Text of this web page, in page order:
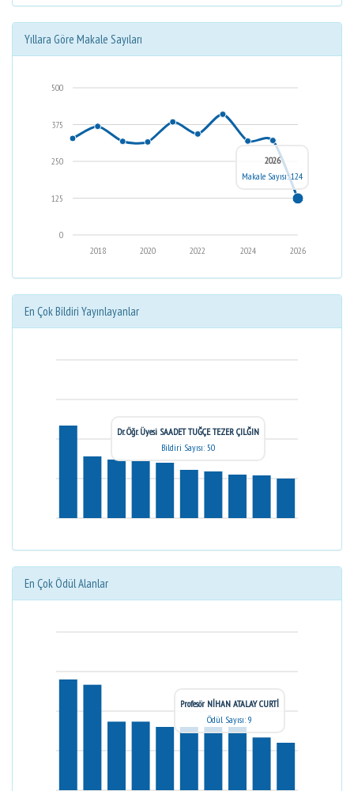
Yıllara Göre Makale Sayıları
0
125
250
375
500
2026
2024
2022
2020
2018
2026
Makale Sayısı: 124
En Çok Bildiri Yayınlayanlar
Dr. Öğr. Üyesi SAADET TUĞÇE TEZER ÇILĞIN
Bildiri Sayısı: 50
En Çok Ödül Alanlar
Profesör NİHAN ATALAY CURTİ
Ödül Sayısı: 9